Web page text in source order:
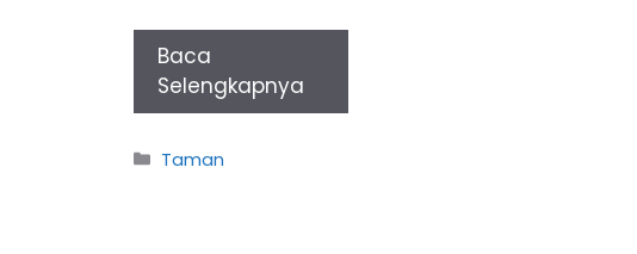
Baca
Selengkapnya
Categories
Taman